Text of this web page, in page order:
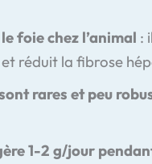
foie chez l’animal :
réduit la fibrose
rares et peu
1-2 g/jour